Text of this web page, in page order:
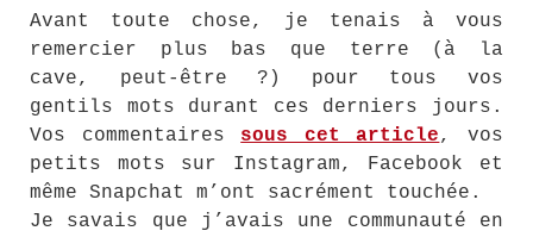
Avant toute chose, je tenais à vous
remercier plus bas que terre (à la
cave, peut-être ?) pour tous vos
gentils mots durant ces derniers jours.
Vos commentaires sous cet article, vos
petits mots sur Instagram, Facebook et
même Snapchat m’ont sacrément touchée.
Je savais que j’avais une communauté en